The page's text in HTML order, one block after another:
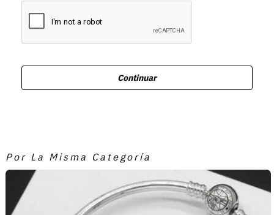
Continuar
Por La Misma Categoría